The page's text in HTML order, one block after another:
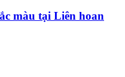
màu tại Liên hoan